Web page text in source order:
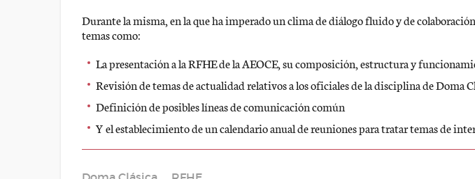
Durante la misma, en la que ha imperado un clima de diálogo fluido y de
temas como:
La presentación a la RFHE de la AEOCE, su composición, estructura y
Revisión de temas de actualidad relativos a los oficiales de la disciplina de Doma
Definición de posibles líneas de comunicación común
Y el establecimiento de un calendario anual de reuniones para tratar temas de